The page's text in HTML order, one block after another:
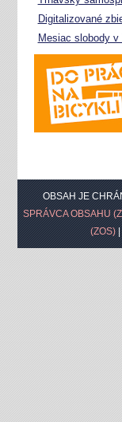
Digitalizované
Mesiac slobody
OBSAH JE
SPRÁVCA OBSAHU
(ZOS)